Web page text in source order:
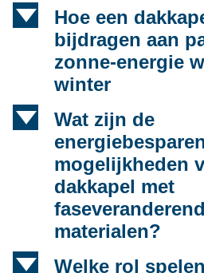
d
Hoe een
bijdragen aan
zonne-energie
winter
d
Wat zijn de
mogelijkheden
dakkapel met
materialen?
d
Welke rol